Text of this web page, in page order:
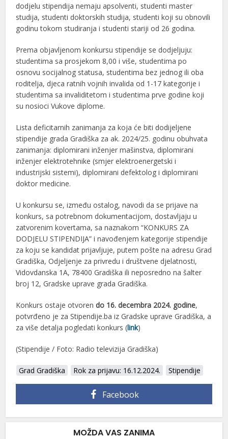
dodjelu stipendija nemaju apsolventi, studenti master
studija, studenti doktorskih studija, studenti koji su obnovili
godinu tokom studiranja i studenti stariji od 26 godina.
Prema objavljenom konkursu stipendije se dodjeljuju:
studentima sa prosjekom 8,00 i više, studentima po
osnovu socijalnog statusa, studentima bez jednog ili oba
roditelja, djeca ratnih vojnih invalida od 1-17 kategorije i
studentima sa invaliditetom i studentima prve godine koji
su nosioci Vukove diplome.
Lista deficitarnih zanimanja za koja će biti dodijeljene
stipendije grada Gradiška za ak. 2024/25. godinu obuhvata
zanimanja: diplomirani inženjer mašinstva, diplomirani
inženjer elektrotehnike (smjer elektroenergetski i
industrijski sistemi), diplomirani defektolog i diplomirani
doktor medicine.
U konkursu se, između ostalog, navodi da se prijave na
konkurs, sa potrebnom dokumentacijom, dostavljaju u
zatvorenim kovertama, sa naznakom “KONKURS ZA
DODJELU STIPENDIJA” i navođenjem kategorije stipendije
za koju se kandidat prijavljuje, putem pošte na adresu Grad
Gradiška, Odjeljenje za privredu i društvene djelatnosti,
Vidovdanska 1A, 78400 Gradiška ili neposredno na šalter
broj 12, Gradske uprave grada Gradiška.
Konkurs ostaje otvorendo 16. decembra 2024. godine,
potvrđeno je za Stipendije.ba iz Gradske uprave Gradiška, a
za više detalja pogledati konkurs (link)
(Stipendije / Foto: Radio televizija Gradiška)
Grad Gradiška Rok za prijavu: 16.12.2024. Stipendije
Facebook
MOŽDA VAS ZANIMA